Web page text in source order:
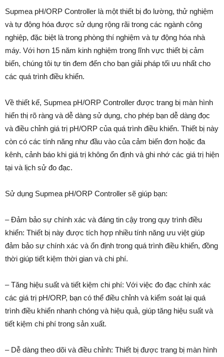
Supmea pH/ORP Controller là một thiết bị đo lường, thử nghiệm
và tự động hóa được sử dụng rộng rãi trong các ngành công
nghiệp, đặc biệt là trong phòng thí nghiệm và tự động hóa nhà
máy. Với hơn 15 năm kinh nghiệm trong lĩnh vực thiết bị cảm
biến, chúng tôi tự tin đem đến cho bạn giải pháp tối ưu nhất cho
các quá trình điều khiển.
Về thiết kế, Supmea pH/ORP Controller được trang bị màn hình
hiển thị rõ ràng và dễ dàng sử dụng, cho phép bạn dễ dàng đọc
và điều chỉnh giá trị pH/ORP của quá trình điều khiển. Thiết bị này
còn có các tính năng như đầu vào của cảm biến đơn hoặc đa
kênh, cảnh báo khi giá trị không ổn định và ghi nhớ các giá trị hiện
tại và lịch sử đo đạc.
Sử dụng Supmea pH/ORP Controller sẽ giúp bạn:
– Đảm bảo sự chính xác và đáng tin cậy trong quy trình điều
khiển: Thiết bị này được tích hợp nhiều tính năng ưu việt giúp
đảm bảo sự chính xác và ổn định trong quá trình điều khiển, đồng
thời giúp tiết kiệm thời gian và chi phí.
– Tăng hiệu suất và tiết kiệm chi phí: Với việc đo đạc chính xác
các giá trị pH/ORP, bạn có thể điều chỉnh và kiểm soát lại quá
trình điều khiển nhanh chóng và hiệu quả, giúp tăng hiệu suất và
tiết kiệm chi phí trong sản xuất.
– Dễ dàng theo dõi và điều chỉnh: Thiết bị được trang bị màn hình